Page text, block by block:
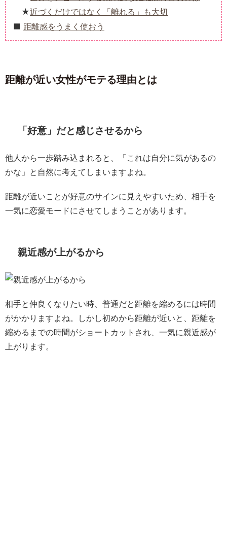
近づくだけではなく「離れる」も大切
距離感をうまく使おう
距離が近い女性がモテる理由とは
「好意」だと感じさせるから
他人から一歩踏み込まれると、「これは自分に気があるの
かな」と自然に考えてしまいますよね。
距離が近いことが好意のサインに見えやすいため、相手を
一気に恋愛モードにさせてしまうことがあります。
親近感が上がるから
相手と仲良くなりたい時、普通だと距離を縮めるには時間
がかかりますよね。しかし初めから距離が近いと、距離を
縮めるまでの時間がショートカットされ、一気に親近感が
上がります。